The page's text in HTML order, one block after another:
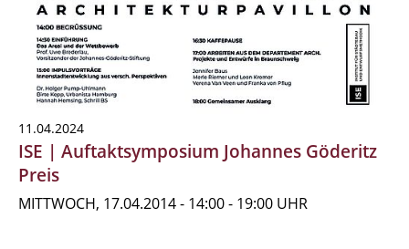
11.04.2024
ISE | Auftaktsymposium Johannes Göderitz
Preis
MITTWOCH, 17.04.2014 - 14:00 - 19:00 UHR